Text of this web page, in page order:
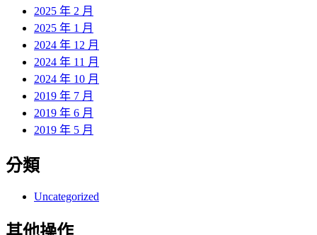
2025 年 2 月
2025 年 1 月
2024 年 12 月
2024 年 11 月
2024 年 10 月
2019 年 7 月
2019 年 6 月
2019 年 5 月
分類
Uncategorized